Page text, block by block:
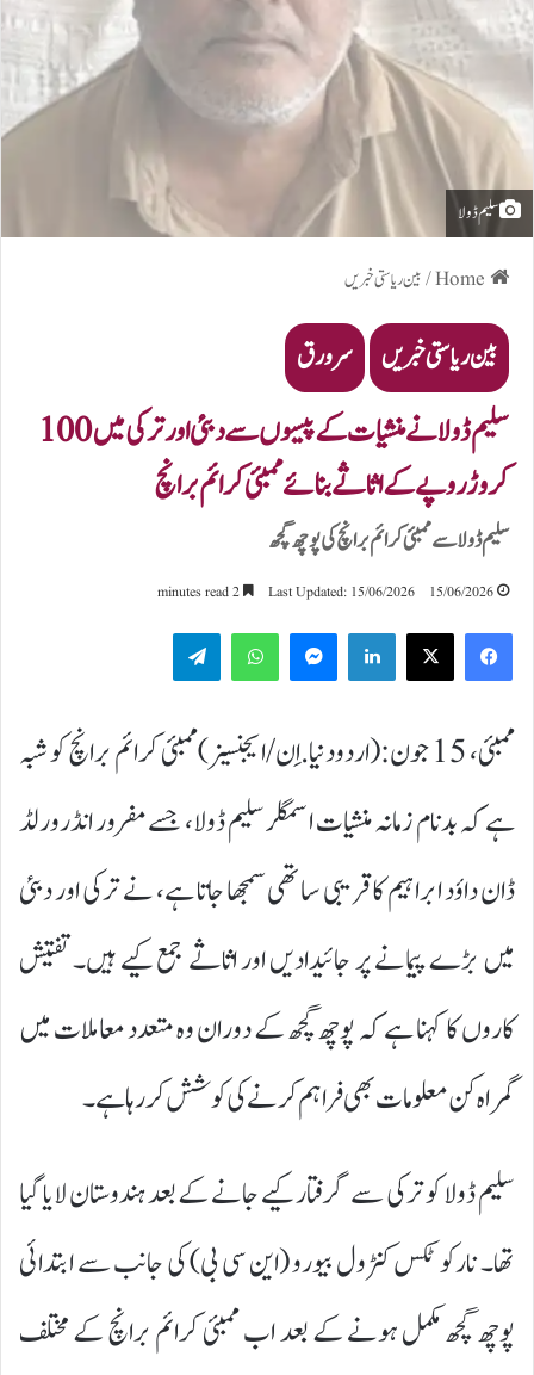
سلیم ڈولا
/بین ریاستی خبریں
بین ریاستی خبریں سرورق
سلیم ڈولا نے منشیات کے پیسوں سے دبئی اور ترکی میں 100
کروڑ روپے کے اثاثے بنائے ممبئی کرائم برانچ
سلیم ڈولا سے ممبئی کرائم برانچ کی پوچھ گچھ
15/06/2026
Last Updated: 15/06/2026
LinkedIn
WhatsApp
ممبئی، 15 جون:(اردودنیا.اِن/ایجنسیز)ممبئی کرائم برانچ کو شبہ
ہے کہ بدنام زمانہ منشیات اسمگلر سلیم ڈولا، جسے مفرور انڈرورلڈ
ڈانداؤد ابراہیمکا قریبی ساتھی سمجھا جاتا ہے، نے ترکی اور دبئی
میں بڑے پیمانے پر جائیدادیں اور اثاثے جمع کیے ہیں۔ تفتیش
کاروں کا کہنا ہے کہ پوچھ گچھ کے دوران وہ متعدد معاملات میں
گمراہ کن معلومات بھی فراہم کرنے کی کوشش کر رہا ہے۔
سلیم ڈولا کو ترکی سے گرفتار کیے جانے کے بعد ہندوستان لایا گیا
تھا۔ نارکوٹکس کنٹرول بیورو (این سی بی) کی جانب سے ابتدائی
پوچھ گچھ مکمل ہونے کے بعد اب ممبئی کرائم برانچ کے مختلف